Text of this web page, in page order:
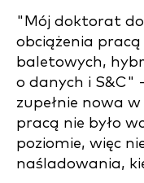
"Mój doktorat
obciążenia
baletowych,
o danych i S&C"
zupełnie nowa
pracą nie było
poziomie, więc
naśladowania,